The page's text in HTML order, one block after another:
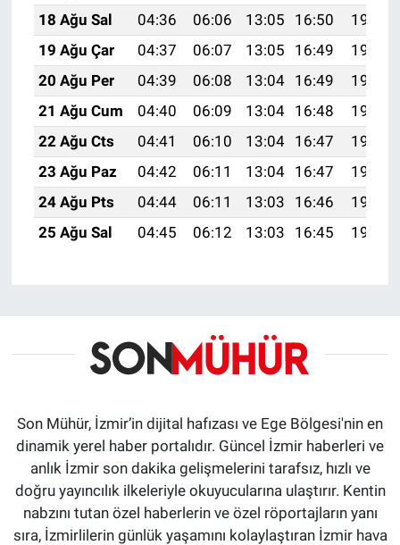
18 Ağu Sal
04:36 06:06 13:05 16:50
19:54
19 Ağu Çar
04:37 06:07 13:05 16:49
19:52
20 Ağu Per
04:39 06:08 13:04 16:49
19:51
21 Ağu Cum
04:40 06:09 13:04 16:48
19:50
22 Ağu Cts
04:41 06:10 13:04 16:47
19:48
23 Ağu Paz
04:42 06:11 13:04 16:47
19:47
24 Ağu Pts
04:44 06:11 13:03 16:46
19:45
25 Ağu Sal
04:45 06:12 13:03 16:45 19:44
Son Mühür, İzmir’in dijital hafızası ve Ege Bölgesi'nin en
dinamik yerel haber portalıdır. Güncel İzmir haberleri ve
anlık İzmir son dakika gelişmelerini tarafsız, hızlı ve
doğru yayıncılık ilkeleriyle okuyucularına ulaştırır. Kentin
nabzını tutan özel haberlerin ve özel röportajların yanı
sıra, İzmirlilerin günlük yaşamını kolaylaştıran İzmir hava